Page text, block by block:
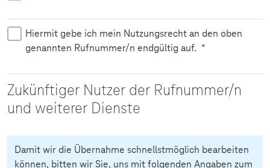
Hiermit gebe ich mein Nutzungsrecht an den oben
genannten Rufnummer/n endgültig auf. *
Zukünftiger Nutzer der Rufnummer/n
und weiterer Dienste
Damit wir die Übernahme schnellstmöglich bearbeiten
können, bitten wir Sie, uns mit folgenden Angaben zum